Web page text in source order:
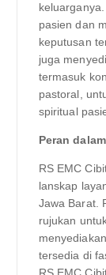
pasien dan
keputusan
juga
termasuk
pastoral,
spiritual
Peran
RS EMC
lanskap
Jawa Barat.
rujukan
tersedia di